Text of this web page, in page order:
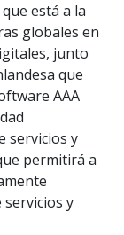
está a la
globales en
junto
que
AAA
servicios y
permitirá a
y